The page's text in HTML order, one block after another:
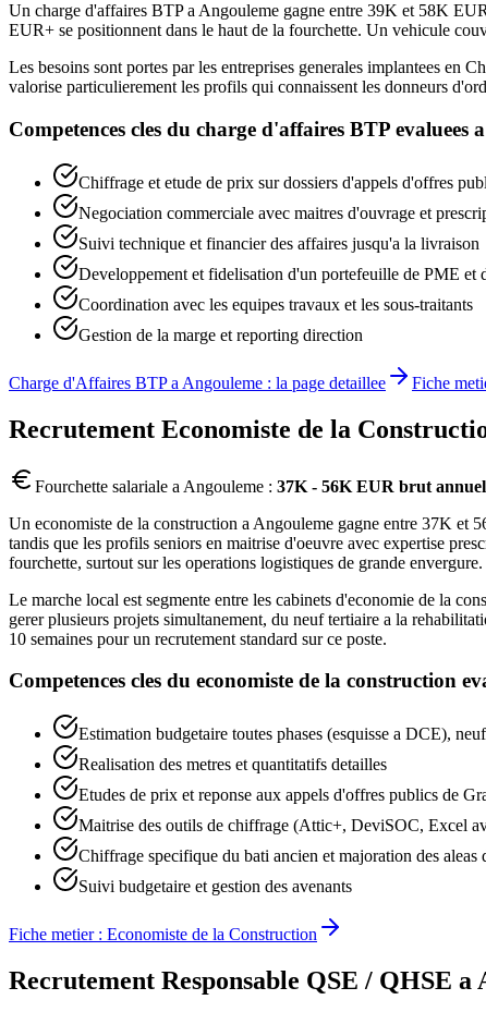
Un charge d'affaires BTP a Angouleme gagne entre 39K et 58K
EUR+ se positionnent dans le haut de la fourchette. Un vehicule
Les besoins sont portes par les entreprises generales implantees en
valorise particulierement les profils qui connaissent les donneurs
Competences cles du charge d'affaires BTP evaluees a
Chiffrage et etude de prix sur dossiers d'appels d'offres
Negociation commerciale avec maitres d'ouvrage et
Suivi technique et financier des affaires jusqu'a la livraison
Developpement et fidelisation d'un portefeuille de PME et
Coordination avec les equipes travaux et les sous-traitants
Gestion de la marge et reporting direction
Charge d'Affaires BTPa Angouleme : la page detaillee Fiche
Recrutement Economiste de la
Fourchette salariale a Angouleme : 37K - 56K EUR brut annuel
Un economiste de la construction a Angouleme gagne entre 37K et
tandis que les profils seniors en maitrise d'oeuvre avec expertise
fourchette, surtout sur les operations logistiques de grande envergure.
Le marche local est segmente entre les cabinets d'economie de la
gerer plusieurs projets simultanement, du neuf tertiaire a la
10 semaines pour un recrutement standard sur ce poste.
Competences cles du economiste de la construction
Estimation budgetaire toutes phases (esquisse a DCE),
Realisation des metres et quantitatifs detailles
Etudes de prix et reponse aux appels d'offres publics de
Maitrise des outils de chiffrage (Attic+, DeviSOC, Excel
Chiffrage specifique du bati ancien et majoration des aleas
Suivi budgetaire et gestion des avenants
Fiche metier : Economiste de la Construction
Recrutement Responsable QSE / QHSE a